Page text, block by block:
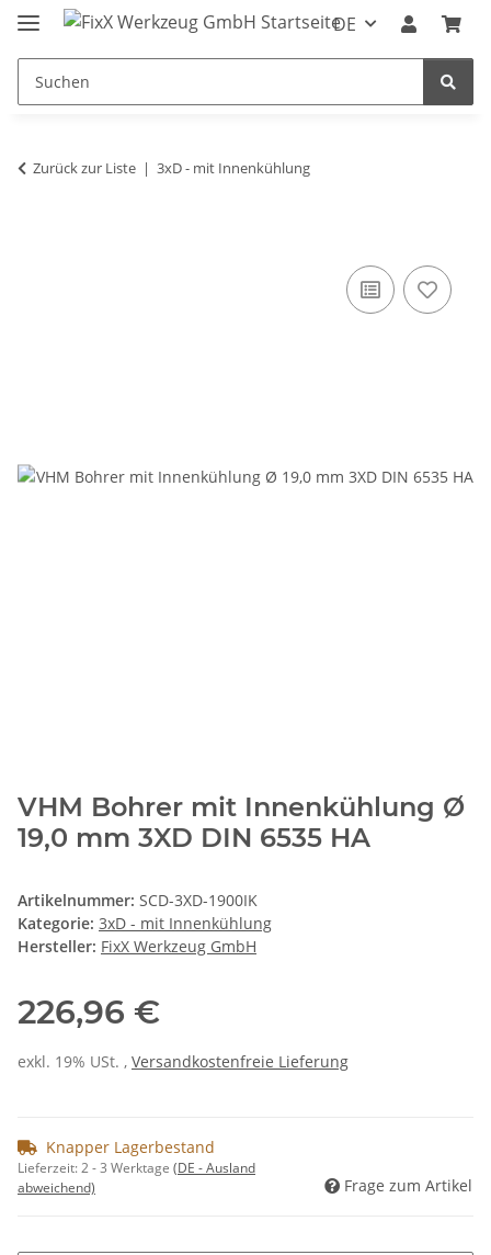
DE
Zurück zur Liste 3xD - mit Innenkühlung
VHM Bohrer mit Innenkühlung Ø
19,0 mm 3XD DIN 6535 HA
Artikelnummer: SCD-3XD-1900IK
Kategorie: 3xD - mit Innenkühlung
Hersteller: FixX Werkzeug GmbH
226,96 €
exkl. 19% USt. , Versandkostenfreie Lieferung
Knapper Lagerbestand
Lieferzeit:2 - 3 Werktage (DE - Ausland
abweichend)
Frage zum Artikel